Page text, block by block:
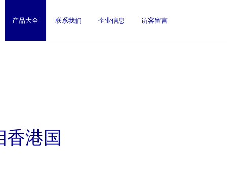
产品大全 联系我们 企业信息 访客留言
香港国